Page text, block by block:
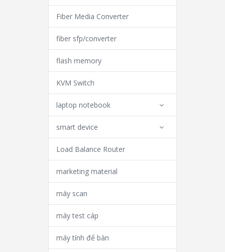
Fiber Media Converter
fiber sfp/converter
flash memory
KVM Switch
laptop notebook
smart device
Load Balance Router
marketing material
máy scan
máy test cáp
máy tính để bàn